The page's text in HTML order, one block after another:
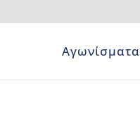
Αγωνίσματα